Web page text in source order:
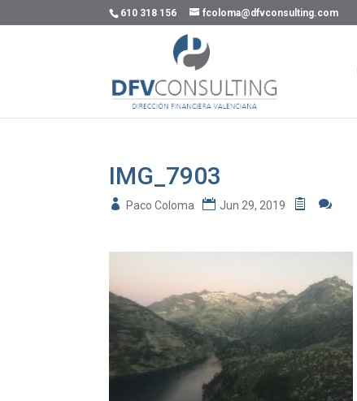
610 318 156 fcoloma@dfvconsulting.com
IMG_7903
Paco Coloma Jun 29, 2019